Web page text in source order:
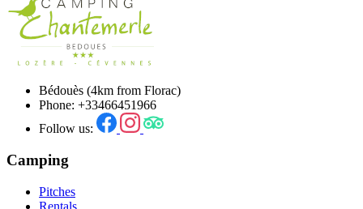
Bédouès (4km from Florac)
Phone: +33466451966
Follow us:
Camping
Pitches
Rentals